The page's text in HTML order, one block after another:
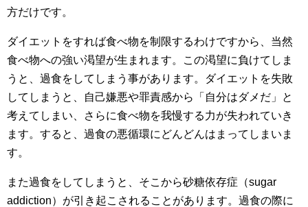
方だけです。
ダイエットをすれば食べ物を制限するわけですから、当然
食べ物への強い渇望が生まれます。この渇望に負けてしま
うと、過食をしてしまう事があります。ダイエットを失敗
してしまうと、自己嫌悪や罪責感から「自分はダメだ」と
考えてしまい、さらに食べ物を我慢する力が失われていき
ます。すると、過食の悪循環にどんどんはまってしまいま
す。
また過食をしてしまうと、そこから砂糖依存症（sugar
addiction）が引き起こされることがあります。過食の際に